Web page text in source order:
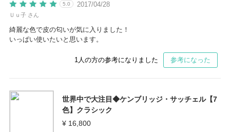
2017/04/28
5.0
Ｕｕ子 さん
綺麗な色で皮の匂いが気に入りました！
いっぱい使いたいと思います。
1 人の方の参考になりました 参考になった
世界中で大注目◆ケンブリッジ・サッチェル【7
色】クラシック
¥ 16,800